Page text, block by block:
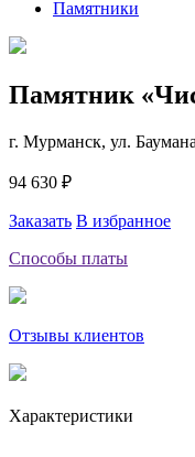
Памятники
Памятник
г. Мурманск, ул.
94 630 ₽
Заказать В избранное
Способы платы
Отзывы клиентов
Характеристики